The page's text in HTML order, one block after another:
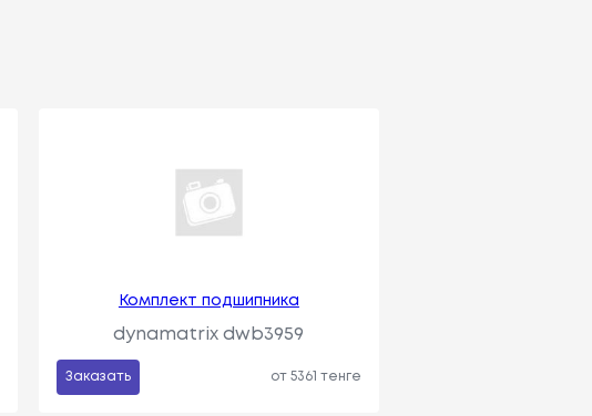
Комплект подшипника
dynamatrix dwb3959
Заказать от 5361 тенге